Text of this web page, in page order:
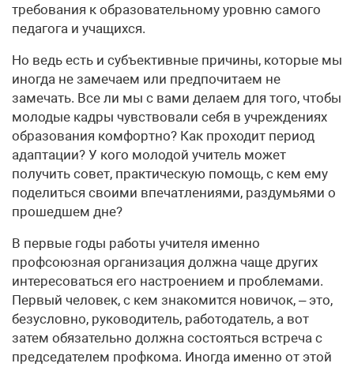
требования к образовательному уровню самого
педагога и учащихся.
Но ведь есть и субъективные причины, которые мы
иногда не замечаем или предпочитаем не
замечать. Все ли мы с вами делаем для того, чтобы
молодые кадры чувствовали себя в учреждениях
образования комфортно? Как проходит период
адаптации? У кого молодой учитель может
получить совет, практическую помощь, с кем ему
поделиться своими впечатлениями, раздумьями о
прошедшем дне?
В первые годы работы учителя именно
профсоюзная организация должна чаще других
интересоваться его настроением и проблемами.
Первый человек, с кем знакомится новичок, – это,
безусловно, руководитель, работодатель, а вот
затем обязательно должна состояться встреча с
председателем профкома. Иногда именно от этой